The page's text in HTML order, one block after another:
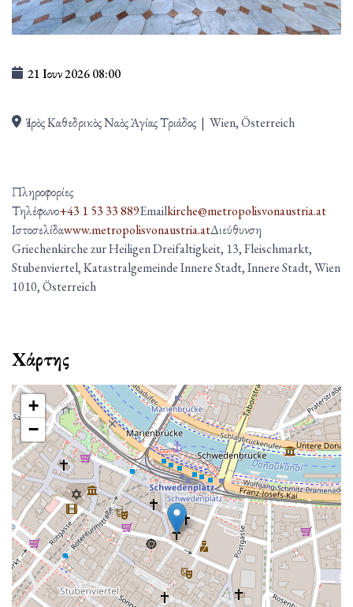
21 Ιουν 202608:00
Ἱερὸς Καθεδρικὸς Ναὸς Ἁγίας Τριάδος | Wien, Österreich
Πληροφορίες
Τηλέφωνο+43 1 53 33 889Emailkirche@metropolisvonaustria.at
Ιστοσελίδαwww.metropolisvonaustria.atΔιεύθυνση
Griechenkirche zur Heiligen Dreifaltigkeit, 13, Fleischmarkt,
Stubenviertel, Katastralgemeinde Innere Stadt, Innere Stadt, Wien
1010, Österreich
Χάρτης
+
−